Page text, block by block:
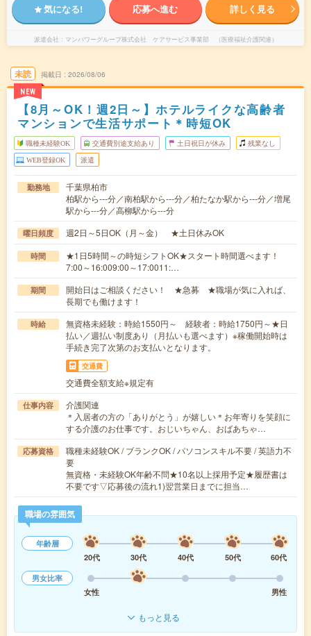
気になる! 応募へ進む 詳しく見る
派遣会社 マンパワーグループ株式会社 ケアサービス事業部 （医療福祉介護関連）
未読
NEW
掲載日 2026/08/06
【8月～OK！週2日～】ホテルライクな高齢者
マンションで生活サポート＊時短OK
職種未経験OK 交通費別途支給あり 土日祝日が休み 残業なし
WEB登録OK 派遣
勤務地
千葉県柏市
柏駅から---分／南柏駅から---分／柏たなか駅から---分／増尾
駅から---分／高柳駅から---分
曜日頻度 週2日～5日OK（月～金） ★土日休みOK
時間
★1日5時間～の時短シフトOK★スタート時間選べます！
7:00～16:009:00～17:0011:…
期間
開始日はご相談ください！ ★急募 ★職場が気に入れば、
長期でも働けます！
時給
無資格未経験：時給1550円～ 経験者：時給1750円～★日
払い／週払い制度あり（月払いも選べます）※稼働開始時は
手続き完了次第のお支払いとなります。
交通費
交通費全額支給※規定有
仕事内容
介護関連
＊入居者の方の「ありがとう」が嬉しい＊お年寄りを笑顔に
する介護のお仕事です。おじいちゃん、おばあちゃ…
応募資格
職種未経験OK / ブランクOK / パソコンスキル不要 / 英語力不
要
無資格・未経験OK年齢不問★10名以上採用予定★履歴書は
不要です▽応募後の流れ1)翌営業日までに担当…
職場の雰囲気
年齢層
20代
30代 40代 50代
60代
男女比率
女性
男性
もっと見る